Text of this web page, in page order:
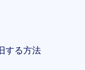
する方法